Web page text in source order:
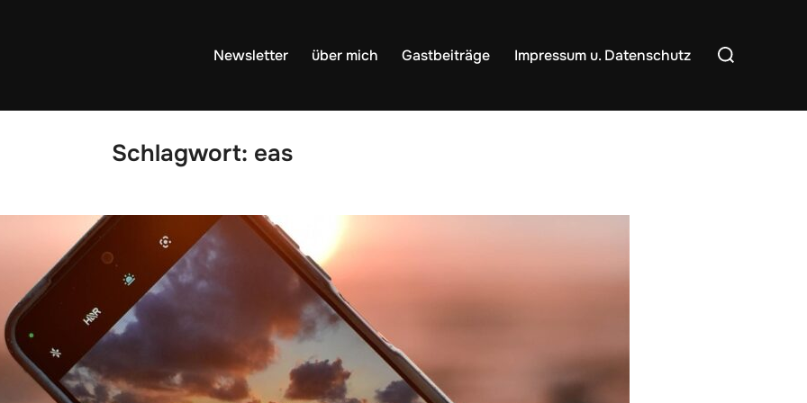
Newsletter über mich Gastbeiträge Impressum u. Datenschutz
Suchen
nach:
Schlagwort: eas